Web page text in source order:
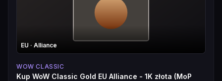
EU · Alliance
WOW CLASSIC
Kup WoW Classic Gold EU Alliance - 1K złota (MoP